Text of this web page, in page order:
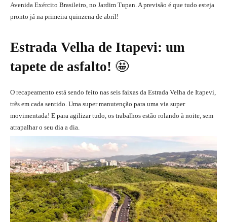
Avenida Exército Brasileiro, no Jardim Tupan. A previsão é que tudo esteja
pronto já na primeira quinzena de abril!
Estrada Velha de Itapevi: um
tapete de asfalto! 🤩
O recapeamento está sendo feito nas seis faixas da Estrada Velha de Itapevi,
três em cada sentido. Uma super manutenção para uma via super
movimentada! E para agilizar tudo, os trabalhos estão rolando à noite, sem
atrapalhar o seu dia a dia.